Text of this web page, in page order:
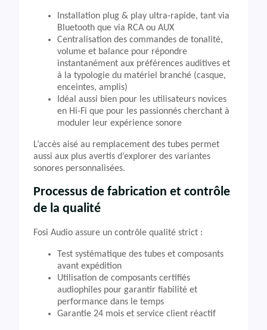
Installation plug & play ultra-rapide, tant via
Bluetooth que via RCA ou AUX
Centralisation des commandes de tonalité,
volume et balance pour répondre
instantanément aux préférences auditives et
à la typologie du matériel branché (casque,
enceintes, amplis)
Idéal aussi bien pour les utilisateurs novices
en Hi-Fi que pour les passionnés cherchant à
moduler leur expérience sonore
L’accès aisé au remplacement des tubes permet
aussi aux plus avertis d’explorer des variantes
sonores personnalisées.
Processus de fabrication et contrôle
de la qualité
Fosi Audio assure un contrôle qualité strict :
Test systématique des tubes et composants
avant expédition
Utilisation de composants certifiés
audiophiles pour garantir fiabilité et
performance dans le temps
Garantie 24 mois et service client réactif